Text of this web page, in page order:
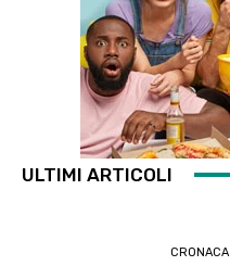
ULTIMI ARTICOLI
CRONACA